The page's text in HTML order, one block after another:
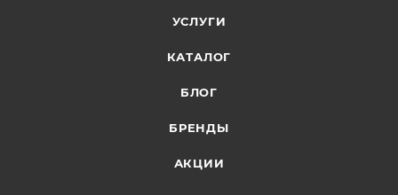
УСЛУГИ
КАТАЛОГ
БЛОГ
БРЕНДЫ
АКЦИИ